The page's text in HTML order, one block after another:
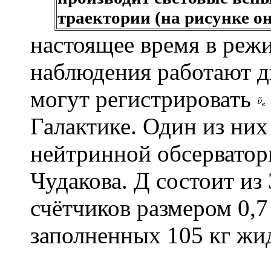
траектории (на рисунке
настоящее время в
наблюдения работают
могут регистрировать
Галактике. Один из
нейтринной
Чудакова. Д состоит
счётчиков размером
заполненных 105 кг